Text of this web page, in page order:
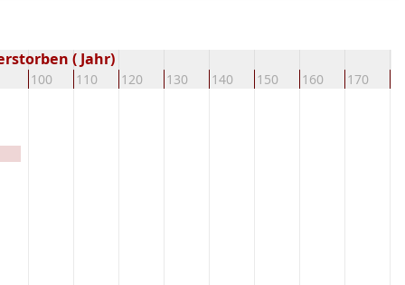
100 110 120 130 140 150 160 170
( Jahr)